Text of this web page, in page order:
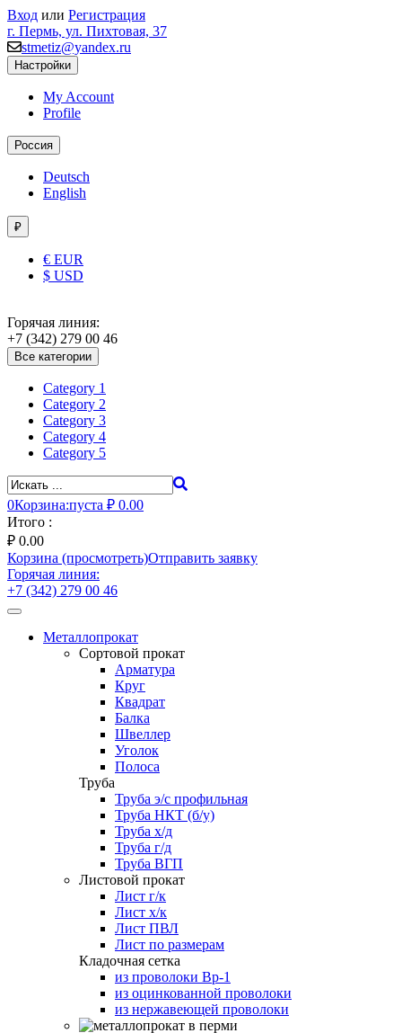
Вход или Регистрация
г. Пермь, ул. Пихтовая, 37
stmetiz@yandex.ru
Настройки
My Account
Profile
Россия
Deutsch
English
₽
€ EUR
$ USD
Горячая линия:
+7 (342) 279 00 46
Все категории
Category 1
Category 2
Category 3
Category 4
Category 5
0Корзина:пуста ₽ 0.00
Итого :
₽ 0.00
Корзина (просмотреть)Отправить заявку
Горячая линия:
+7 (342) 279 00 46
Toggle
navigationМеталлопрокат
Сортовой прокат
Арматура
Круг
Квадрат
Балка
Швеллер
Уголок
Полоса
Труба
Труба э/с профильная
Труба НКТ (б/у)
Труба х/д
Труба г/д
Труба ВГП
Листовой прокат
Лист г/к
Лист х/к
Лист ПВЛ
Лист по размерам
Кладочная сетка
из проволоки Вр-1
из оцинкованной проволоки
из нержавеющей проволоки